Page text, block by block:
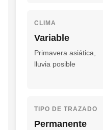
CLIMA
Variable
Primavera asiática,
lluvia posible
TIPO DE TRAZADO
Permanente